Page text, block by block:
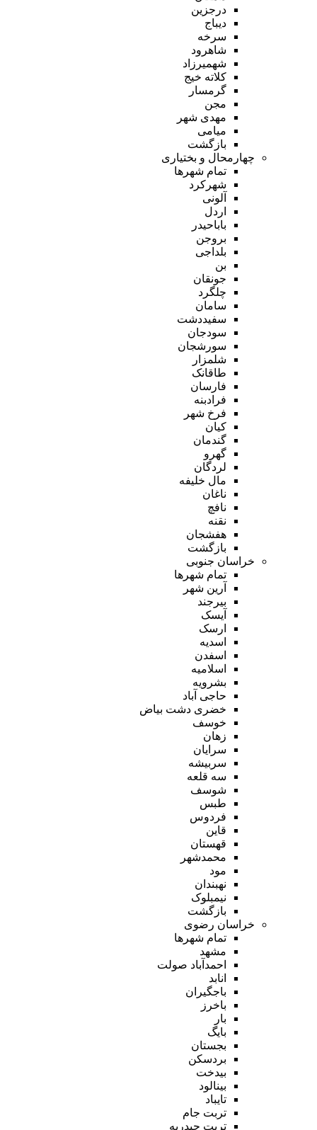
درجزین
دیباج
سرخه
شاهرود
شهمیرزاد
کلاته خیج
گرمسار
مجن
مهدی شهر
میامی
بازگشت
چهارمحال و بختیاری
تمام شهر‌ها
شهرکرد
آلونی
اردل
باباحیدر
بروجن
بلداجی
بن
جونقان
چلگرد
سامان
سفیددشت
سودجان
سورشجان
شلمزار
طاقانک
فارسان
فرادبنه
فرخ شهر
کیان
گندمان
گهرو
لردگان
مال خلیفه
ناغان
نافچ
نقنه
هفشجان
بازگشت
خراسان جنوبی
تمام شهر‌ها
آرین شهر
بیرجند
آیسک
ارسک
اسدیه
اسفدن
اسلامیه
بشرویه
حاجی آباد
خضری دشت بیاض
خوسف
زهان
سرایان
سربیشه
سه قلعه
شوسف
طبس
فردوس
قاین
قهستان
محمدشهر
مود
نهبندان
نیمبلوک
بازگشت
خراسان رضوی
تمام شهر‌ها
مشهد
احمدآباد صولت
انابد
باجگیران
باخرز
بار
بایگ
بجستان
بردسکن
بیدخت
بینالود
تایباد
تربت جام
تربت حیدریه